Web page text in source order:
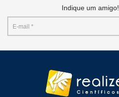
Indique um amigo!